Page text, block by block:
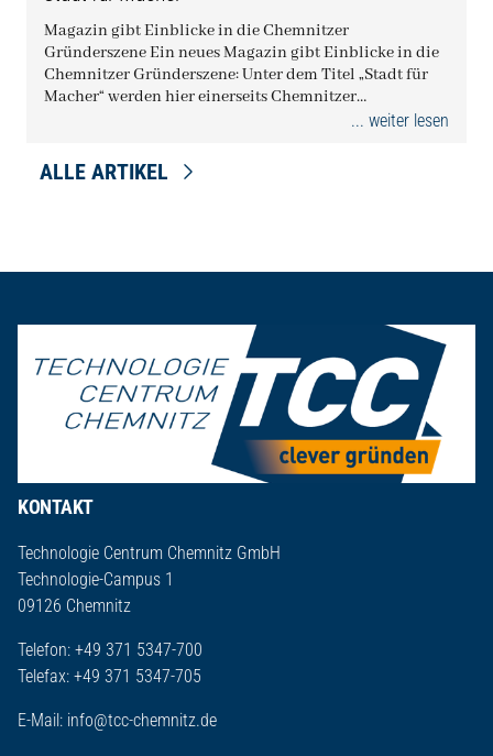
Magazin gibt Einblicke in die Chemnitzer
Gründerszene Ein neues Magazin gibt Einblicke in die
Chemnitzer Gründerszene: Unter dem Titel „Stadt für
Macher“ werden hier einerseits Chemnitzer…
... weiter lesen
ALLE ARTIKEL
KONTAKT
Technologie Centrum Chemnitz GmbH
Technologie-Campus 1
09126 Chemnitz
Telefon: +49 371 5347-700
Telefax: +49 371 5347-705
E-Mail: info@tcc-chemnitz.de